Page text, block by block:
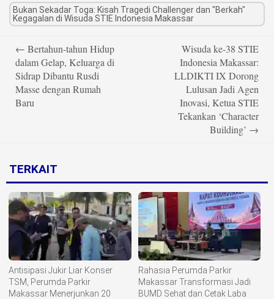
Bukan Sekadar Toga: Kisah Tragedi Challenger dan "Berkah"
Kegagalan di Wisuda STIE Indonesia Makassar
navigation
← Bertahun-tahun Hidup
dalam Gelap, Keluarga di
Sidrap Dibantu Rusdi
Masse dengan Rumah
Baru
Wisuda ke-38 STIE
Indonesia Makassar:
LLDIKTI IX Dorong
Lulusan Jadi Agen
Inovasi, Ketua STIE
Tekankan ‘Character
Building’ →
TERKAIT
Antisipasi Jukir Liar Konser
TSM, Perumda Parkir
Makassar Menerjunkan 20
Rahasia Perumda Parkir
Makassar Transformasi Jadi
BUMD Sehat dan Cetak Laba